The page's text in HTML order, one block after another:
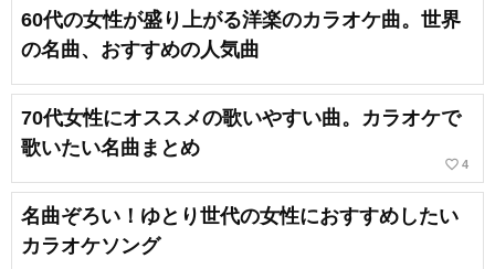
60代の女性が盛り上がる洋楽のカラオケ曲。世界
の名曲、おすすめの人気曲
70代女性にオススメの歌いやすい曲。カラオケで
歌いたい名曲まとめ
favorite_border 4
名曲ぞろい！ゆとり世代の女性におすすめしたい
カラオケソング